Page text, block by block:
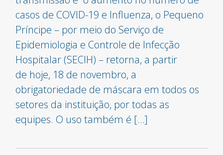
casos de COVID-19 e Influenza, o Pequeno
Príncipe – por meio do Serviço de
Epidemiologia e Controle de Infecção
Hospitalar (SECIH) – retorna, a partir
de hoje, 18 de novembro, a
obrigatoriedade de máscara em todos os
setores da instituição, por todas as
equipes. O uso também é […]